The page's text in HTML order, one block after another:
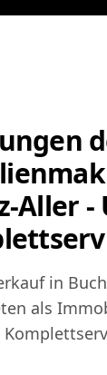
Aller -
in
als